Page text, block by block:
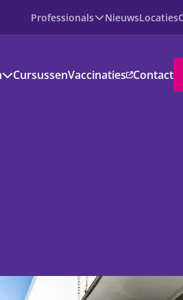
Professionals NieuwsLocaties
CursussenVaccinaties Contact